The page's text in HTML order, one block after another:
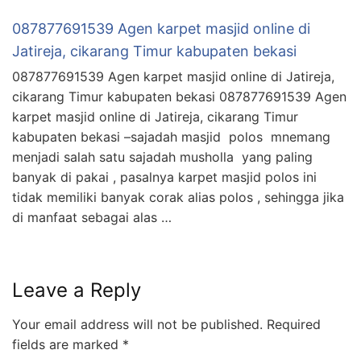
087877691539 Agen karpet masjid online di
Jatireja, cikarang Timur kabupaten bekasi
087877691539 Agen karpet masjid online di Jatireja,
cikarang Timur kabupaten bekasi 087877691539 Agen
karpet masjid online di Jatireja, cikarang Timur
kabupaten bekasi –sajadah masjid polos mnemang
menjadi salah satu sajadah musholla yang paling
banyak di pakai , pasalnya karpet masjid polos ini
tidak memiliki banyak corak alias polos , sehingga jika
di manfaat sebagai alas …
Leave a Reply
Your email address will not be published. Required
fields are marked *